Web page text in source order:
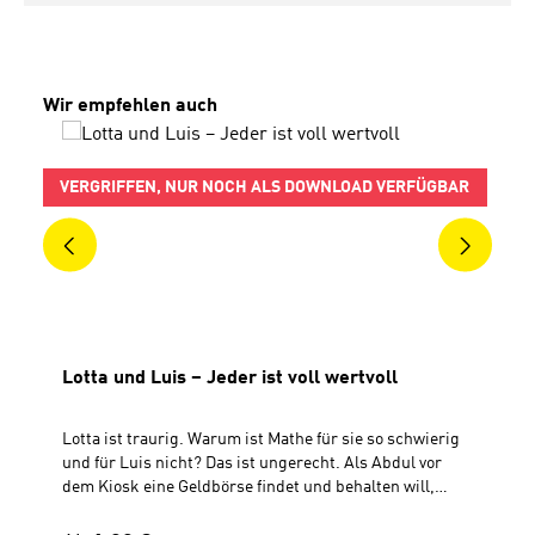
Produktgalerie überspringen
Wir empfehlen auch
VERGRIFFEN, NUR NOCH ALS DOWNLOAD VERFÜGBAR
Lotta und Luis – Jeder ist voll wertvoll
Lotta ist traurig. Warum ist Mathe für sie so schwierig
und für Luis nicht? Das ist ungerecht. Als Abdul vor
dem Kiosk eine Geldbörse findet und behalten will,